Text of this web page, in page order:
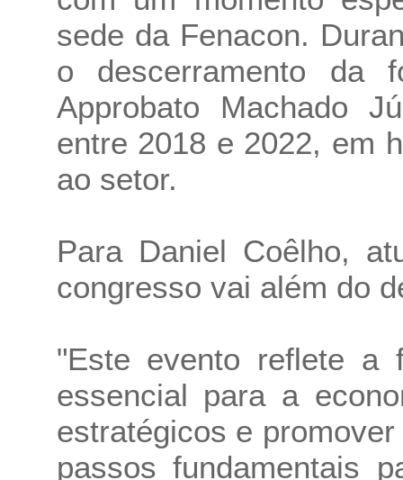
sede da Fenacon.
o descerramento da
Approbato Machado
entre 2018 e 2022, em
ao setor.
Para Daniel Coêlho,
congresso vai além do
"Este evento reflete
essencial para a
estratégicos e
passos fundamentais